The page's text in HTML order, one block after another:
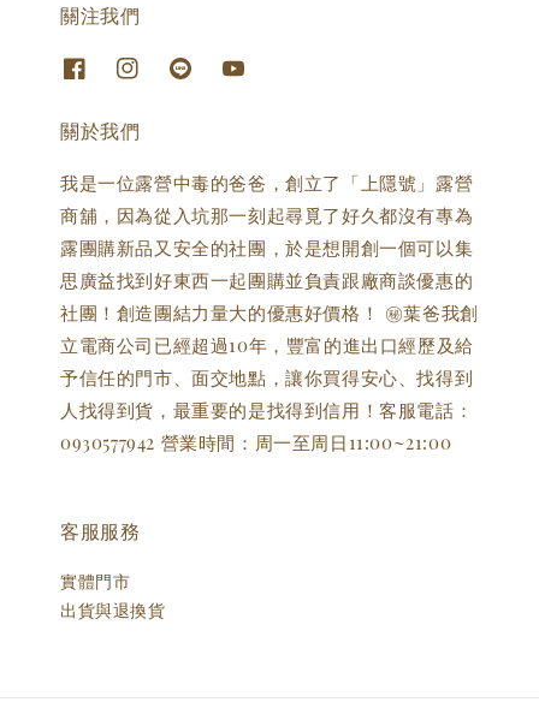
關注我們
關於我們
我是一位露營中毒的爸爸，創立了「上隱號」露營
商舖，因為從入坑那一刻起尋覓了好久都沒有專為
露團購新品又安全的社團，於是想開創一個可以集
思廣益找到好東西一起團購並負責跟廠商談優惠的
社團！創造團結力量大的優惠好價格！ ㊙️葉爸我創
立電商公司已經超過10年，豐富的進出口經歷及給
予信任的門市、面交地點，讓你買得安心、找得到
人找得到貨，最重要的是找得到信用！客服電話：
0930577942 營業時間：周一至周日11:00~21:00
客服服務
實體門市
出貨與退換貨